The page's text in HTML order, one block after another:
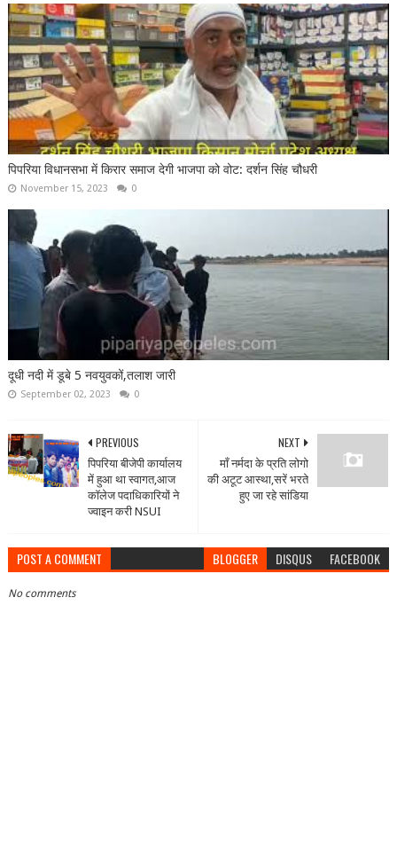
पिपरिया विधानसभा में किरार समाज देगी भाजपा को वोट: दर्शन सिंह चौधरी
November 15, 2023 0
दूधी नदी में डूबे 5 नवयुवकों,तलाश जारी
September 02, 2023 0
NEXT
माँ नर्मदा के प्रति लोगो
की अटूट आस्था,सरें भरते
हुए जा रहे सांडिया
PREVIOUS
पिपरिया बीजेपी कार्यालय
में हुआ था स्वागत,आज
कॉलेज पदाधिकारियों ने
ज्वाइन करी NSUI
POST A COMMENT BLOGGER DISQUS FACEBOOK
No comments